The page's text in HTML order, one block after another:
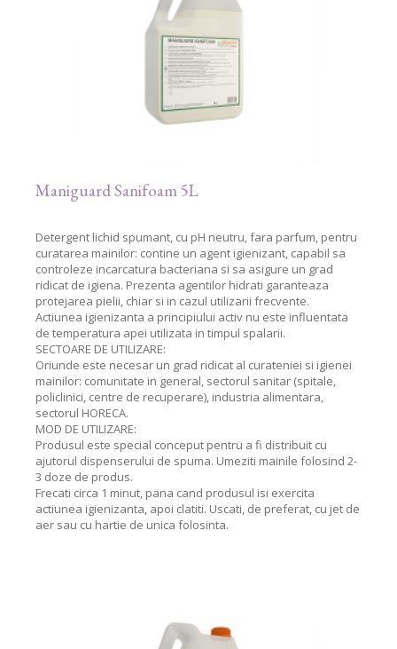
Maniguard Sanifoam 5L
Detergent lichid spumant, cu pH neutru, fara parfum, pentru
curatarea mainilor: contine un agent igienizant, capabil sa
controleze incarcatura bacteriana si sa asigure un grad
ridicat de igiena. Prezenta agentilor hidrati garanteaza
protejarea pielii, chiar si in cazul utilizarii frecvente.
Actiunea igienizanta a principiului activ nu este influentata
de temperatura apei utilizata in timpul spalarii.
SECTOARE DE UTILIZARE:
Oriunde este necesar un grad ridicat al curateniei si igienei
mainilor: comunitate in general, sectorul sanitar (spitale,
policlinici, centre de recuperare), industria alimentara,
sectorul HORECA.
MOD DE UTILIZARE:
Produsul este special conceput pentru a fi distribuit cu
ajutorul dispenserului de spuma. Umeziti mainile folosind 2-
3 doze de produs.
Frecati circa 1 minut, pana cand produsul isi exercita
actiunea igienizanta, apoi clatiti. Uscati, de preferat, cu jet de
aer sau cu hartie de unica folosinta.